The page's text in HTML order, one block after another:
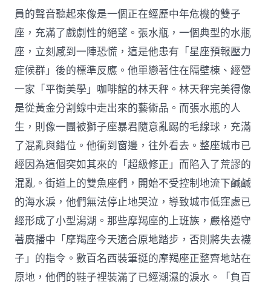
員的聲音聽起來像是一個正在經歷中年危機的雙子
座，充滿了戲劇性的絕望。張水瓶，一個典型的水瓶
座，立刻感到一陣恐慌，這是他患有「星座預報壓力
症候群」後的標準反應。他單戀著住在隔壁棟、經營
一家「平衡美學」咖啡館的林天秤。林天秤完美得像
是從黃金分割線中走出來的藝術品。而張水瓶的人
生，則像一團被獅子座暴君隨意亂踢的毛線球，充滿
了混亂與錯位。他衝到窗邊，往外看去。整座城市已
經因為這個突如其來的「超級修正」而陷入了荒謬的
混亂。街道上的雙魚座們，開始不受控制地流下鹹鹹
的海水淚，他們無法停止地哭泣，導致城市低窪處已
經形成了小型潟湖。那些摩羯座的上班族，嚴格遵守
著廣播中「摩羯座今天適合原地踏步，否則將失去襪
子」的指令。數百名西裝筆挺的摩羯座正整齊地站在
原地，他們的鞋子裡裝滿了已經潮濕的淚水。「負百